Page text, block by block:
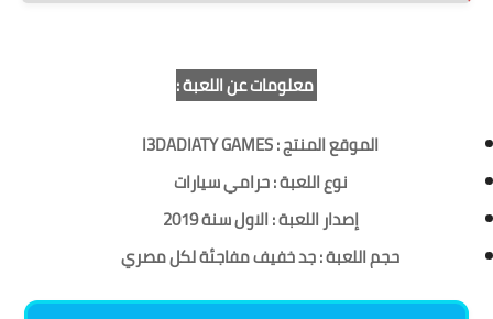
معلومات عن اللعبة :
الموقع المنتج :
نوع اللعبة :حرامي سيارات
إصدار اللعبة :الاول سنة 2019
حجم اللعبة: جد خفيف مفاجئة لكل مصري